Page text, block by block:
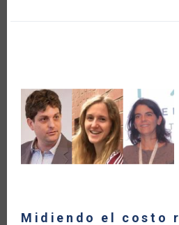
Y
EL
CARIBE
DURANTE
LA
PANDEMIA
DEL
COVID-
Midiendo el costo